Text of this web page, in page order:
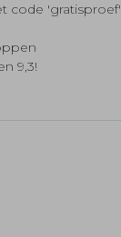
code 'gratisproef'
9,3!